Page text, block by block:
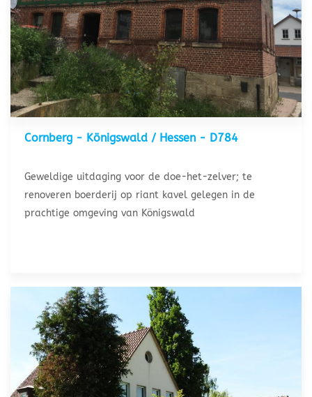
Cornberg - Königswald / Hessen - D784
Geweldige uitdaging voor de doe-het-zelver; te
renoveren boerderij op riant kavel gelegen in de
prachtige omgeving van Königswald